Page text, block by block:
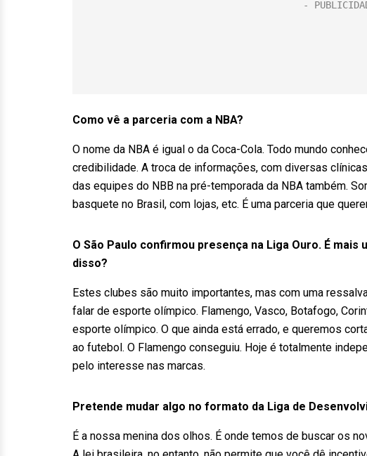
Como vê a parceria com a NBA?
O nome da NBA é igual o da Coca-Cola. Todo mundo
credibilidade. A troca de informações, com diversas
das equipes do NBB na pré-temporada da NBA também.
basquete no Brasil, com lojas, etc. É uma parceria que
O São Paulo confirmou presença na Liga Ouro. É
disso?
Estes clubes são muito importantes, mas com uma
falar de esporte olímpico. Flamengo, Vasco, Botafogo,
esporte olímpico. O que ainda está errado, e queremos
ao futebol. O Flamengo conseguiu. Hoje é totalmente
pelo interesse nas marcas.
Pretende mudar algo no formato da Liga de
É a nossa menina dos olhos. É onde temos de buscar os